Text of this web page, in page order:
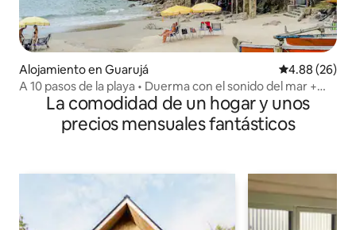
Alojamiento en Guarujá Calificación
4.88 (26)
A 10 pasos de la playa • Duerma con el sonido del mar +
aire acondicionado
La comodidad de un hogar y unos
precios mensuales fantásticos